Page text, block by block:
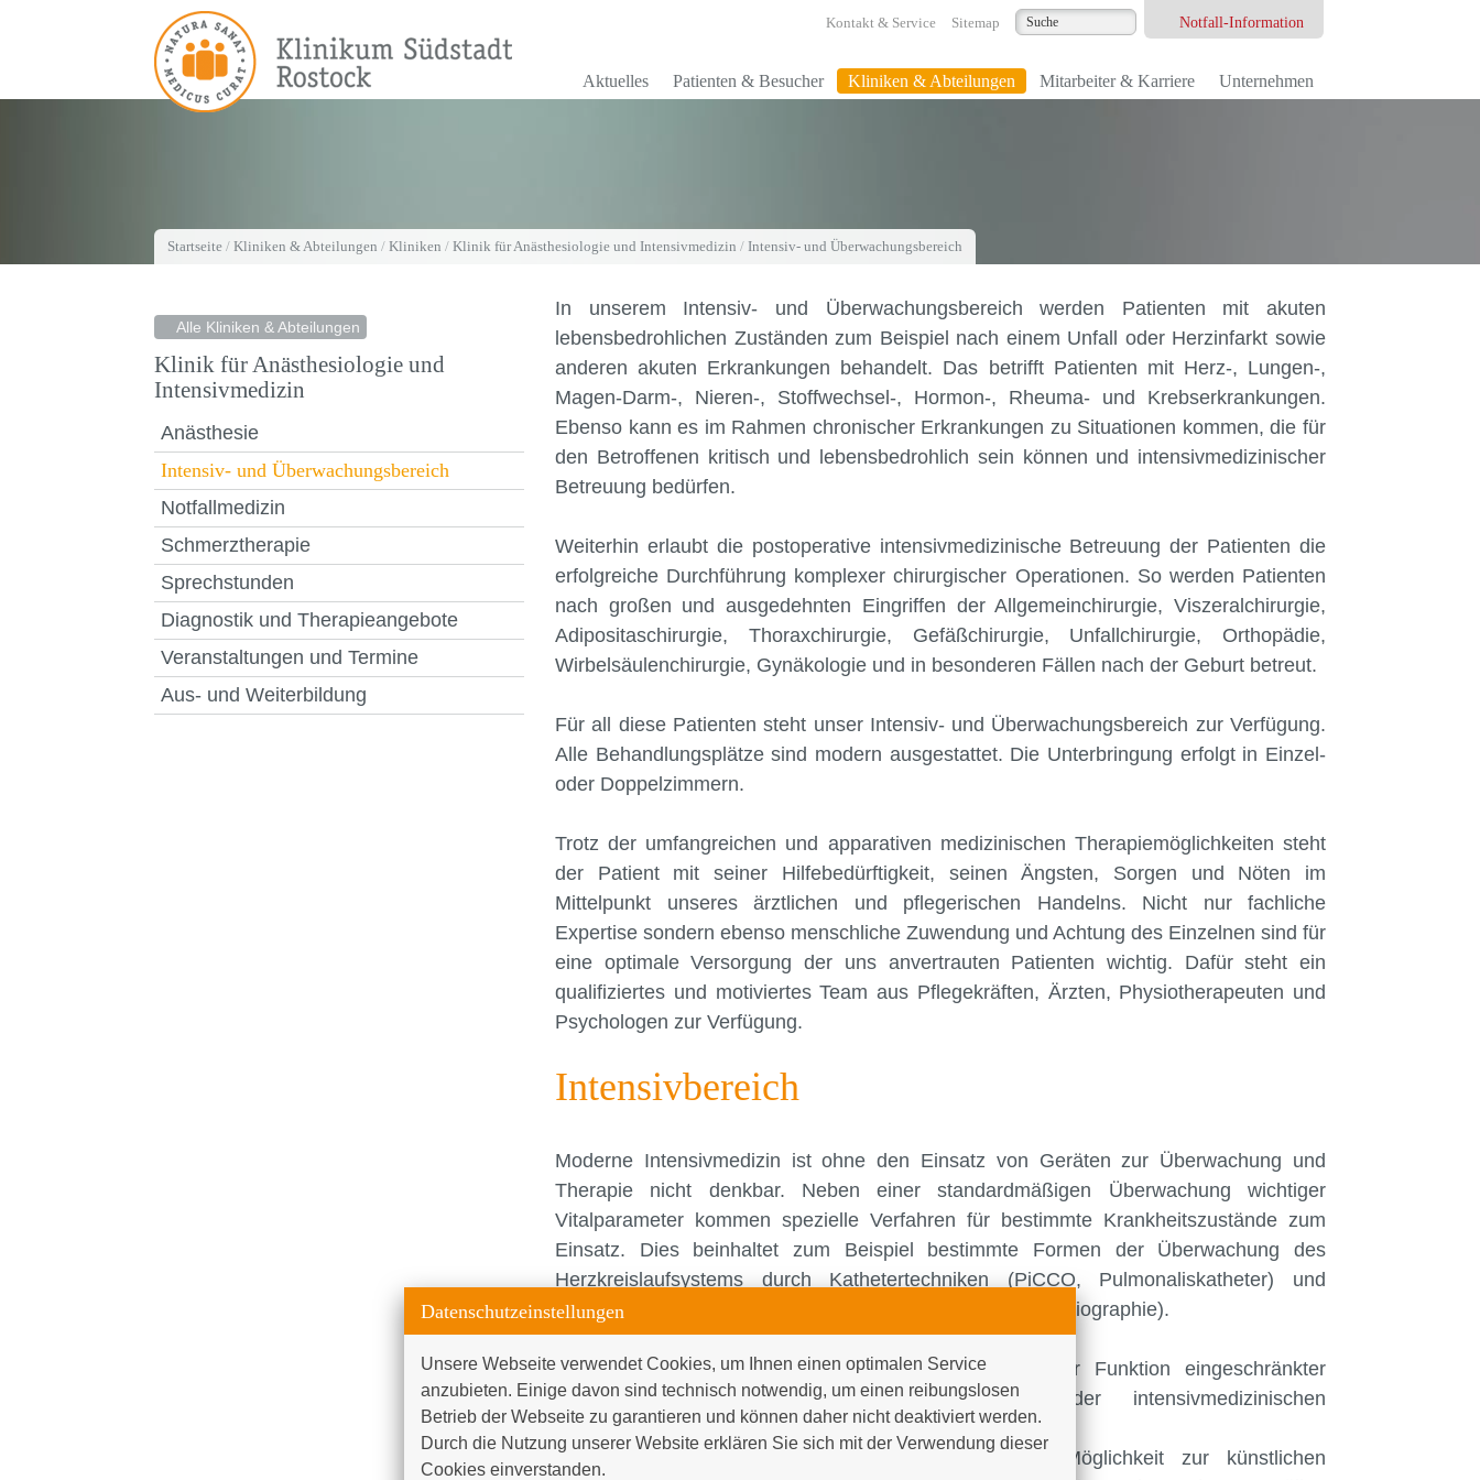
Kontakt & Service Sitemap Notfall-Information
Aktuelles Patienten & Besucher Kliniken & Abteilungen Mitarbeiter & Karriere Unternehmen
Startseite / Kliniken & Abteilungen / Kliniken / Klinik für Anästhesiologie und Intensivmedizin / Intensiv- und Überwachungsbereich
Alle Kliniken & Abteilungen
Klinik für Anästhesiologie und
Intensivmedizin
Anästhesie
Intensiv- und Überwachungsbereich
Notfallmedizin
Schmerztherapie
Sprechstunden
Diagnostik und Therapieangebote
Veranstaltungen und Termine
Aus- und Weiterbildung
In unserem Intensiv- und Überwachungsbereich werden Patienten mit akuten
lebensbedrohlichen Zuständen zum Beispiel nach einem Unfall oder Herzinfarkt sowie
anderen akuten Erkrankungen behandelt. Das betrifft Patienten mit Herz-, Lungen-,
Magen-Darm-, Nieren-, Stoffwechsel-, Hormon-, Rheuma- und Krebserkrankungen.
Ebenso kann es im Rahmen chronischer Erkrankungen zu Situationen kommen, die für
den Betroffenen kritisch und lebensbedrohlich sein können und intensivmedizinischer
Betreuung bedürfen.
Weiterhin erlaubt die postoperative intensivmedizinische Betreuung der Patienten die
erfolgreiche Durchführung komplexer chirurgischer Operationen. So werden Patienten
nach großen und ausgedehnten Eingriffen der Allgemeinchirurgie, Viszeralchirurgie,
Adipositaschirurgie, Thoraxchirurgie, Gefäßchirurgie, Unfallchirurgie, Orthopädie,
Wirbelsäulenchirurgie, Gynäkologie und in besonderen Fällen nach der Geburt betreut.
Für all diese Patienten steht unser Intensiv- und Überwachungsbereich zur Verfügung.
Alle Behandlungsplätze sind modern ausgestattet. Die Unterbringung erfolgt in Einzel-
oder Doppelzimmern.
Trotz der umfangreichen und apparativen medizinischen Therapiemöglichkeiten steht
der Patient mit seiner Hilfebedürftigkeit, seinen Ängsten, Sorgen und Nöten im
Mittelpunkt unseres ärztlichen und pflegerischen Handelns. Nicht nur fachliche
Expertise sondern ebenso menschliche Zuwendung und Achtung des Einzelnen sind für
eine optimale Versorgung der uns anvertrauten Patienten wichtig. Dafür steht ein
qualifiziertes und motiviertes Team aus Pflegekräften, Ärzten, Physiotherapeuten und
Psychologen zur Verfügung.
Intensivbereich
Moderne Intensivmedizin ist ohne den Einsatz von Geräten zur Überwachung und
Therapie nicht denkbar. Neben einer standardmäßigen Überwachung wichtiger
Vitalparameter kommen spezielle Verfahren für bestimmte Krankheitszustände zum
Einsatz. Dies beinhaltet zum Beispiel bestimmte Formen der Überwachung des
Herzkreislaufsystems durch Kathetertechniken (PiCCO, Pulmonaliskatheter) und
Ultraschall (transthorakale und transösophageale Echokardiographie).
Die Unterstützung bzw. der apparative Ersatz in ihrer Funktion eingeschränkter
Organsysteme ist ein weiterer Schwerpunkt der intensivmedizinischen
Therapieoptionen.
Auf zahlreichen Intensivbehandlungsplätzen ist die Möglichkeit zur künstlichen
Datenschutzeinstellungen
Unsere Webseite verwendet Cookies, um Ihnen einen optimalen Service
anzubieten. Einige davon sind technisch notwendig, um einen reibungslosen
Betrieb der Webseite zu garantieren und können daher nicht deaktiviert werden.
Durch die Nutzung unserer Website erklären Sie sich mit der Verwendung dieser
Cookies einverstanden.